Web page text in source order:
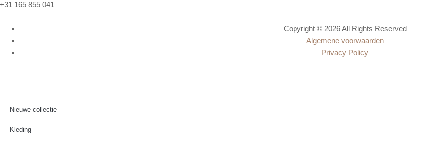
+31 165 855 041
Copyright © 2026 All Rights Reserved
Algemene voorwaarden
Privacy Policy
Nieuwe collectie
Kleding